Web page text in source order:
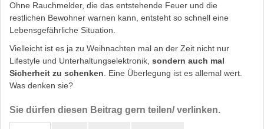
Ohne Rauchmelder, die das entstehende Feuer und die
restlichen Bewohner warnen kann, entsteht so schnell eine
Lebensgefährliche Situation.
Vielleicht ist es ja zu Weihnachten mal an der Zeit nicht nur
Lifestyle und Unterhaltungselektronik, sondern auch mal
Sicherheit zu schenken . Eine Überlegung ist es allemal wert.
Was denken sie?
Sie dürfen diesen Beitrag gern teilen/ verlinken.